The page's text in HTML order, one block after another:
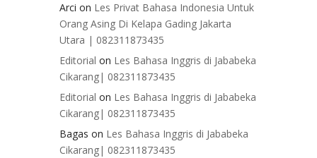
Arci on Les Privat Bahasa Indonesia Untuk
Orang Asing Di Kelapa Gading Jakarta
Utara | 082311873435
Editorial on Les Bahasa Inggris di Jababeka
Cikarang| 082311873435
Editorial on Les Bahasa Inggris di Jababeka
Cikarang| 082311873435
Bagas on Les Bahasa Inggris di Jababeka
Cikarang| 082311873435